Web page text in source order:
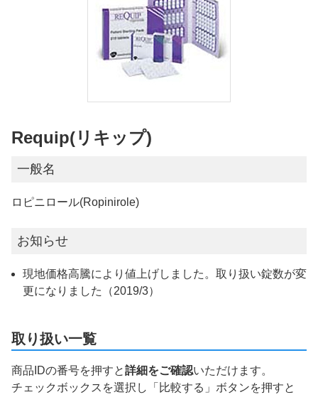
Requip(リキップ)
一般名
ロピニロール(Ropinirole)
お知らせ
現地価格高騰により値上げしました。取り扱い錠数が変
更になりました（2019/3）
取り扱い一覧
商品IDの番号を押すと詳細をご確認いただけます。
チェックボックスを選択し「比較する」ボタンを押すと